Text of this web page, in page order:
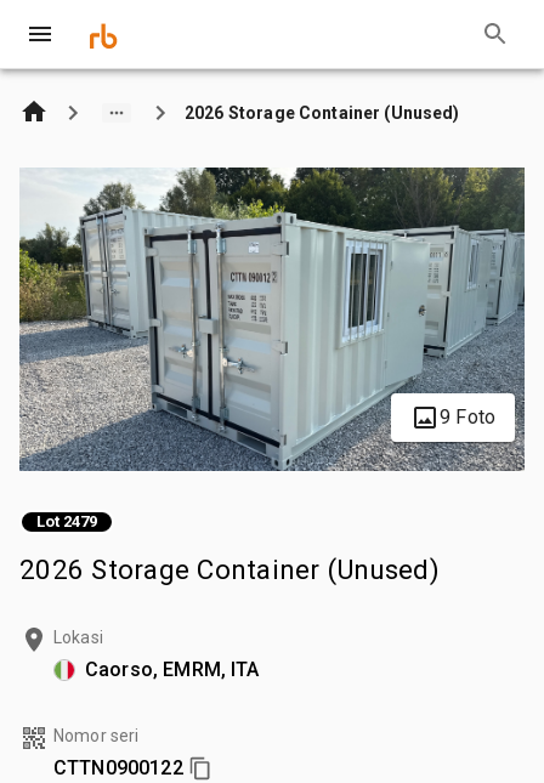
2026 Storage Container (Unused)
9 Foto
Lot 2479
2026 Storage Container (Unused)
Lokasi
Caorso, EMRM, ITA
Nomor seri
CTTN0900122